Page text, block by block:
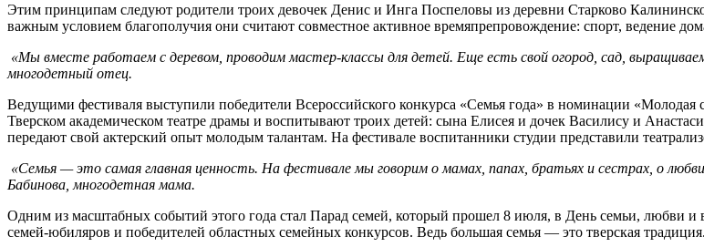
Этим принципам следуют родители троих девочек Денис и Инга Поспеловы из деревни Старково
важным условием благополучия они считают совместное активное времяпрепровождение: спорт, ведение
«Мы вместе работаем с деревом, проводим мастер-классы для детей. Еще есть свой огород, сад,
многодетный отец.
Ведущими фестиваля выступили победители Всероссийского конкурса «Семья года» в номинации
Тверском академическом театре драмы и воспитывают троих детей: сына Елисея и дочек Василису и
передают свой актерский опыт молодым талантам. На фестивале воспитанники студии представили
«Семья — это самая главная ценность. На фестивале мы говорим о мамах, папах, братьях и сестрах, о
Бабинова, многодетная мама.
Одним из масштабных событий этого года стал Парад семей, который прошел 8 июля, в День семьи, любви
семей-юбиляров и победителей областных семейных конкурсов. Ведь большая семья — это тверская традиция.